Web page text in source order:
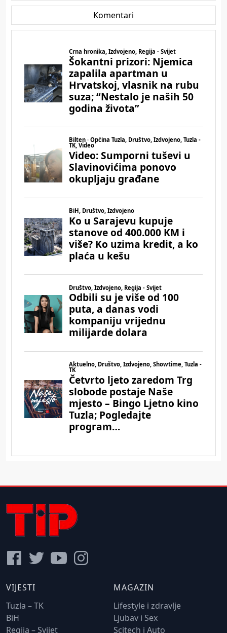
Komentari
VIJESTI
Tuzla – TK
BiH
Regija – Svijet
MAGAZIN
Lifestyle i zdravlje
Ljubav i Sex
Scitech i Auto